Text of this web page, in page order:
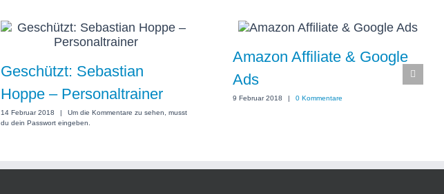
Geschützt: Sebastian
Hoppe – Personaltrainer
14 Februar 2018 |
Um die Kommentare zu sehen, musst
du dein Passwort eingeben.
Amazon Affiliate & Google
Ads
9 Februar 2018 | 0 Kommentare